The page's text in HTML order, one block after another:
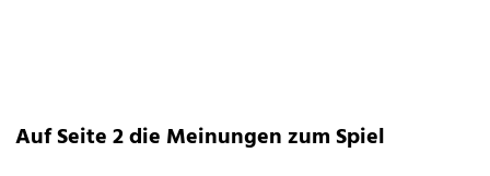
Auf Seite 2 die Meinungen zum Spiel